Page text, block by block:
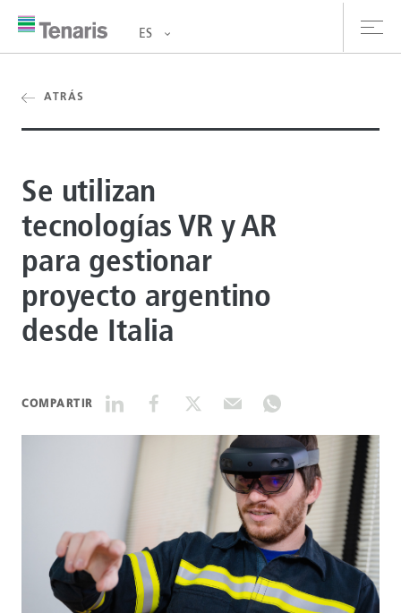
y Servicios
de prensa
ES
ATRÁS
Se utilizan
tecnologías VR y AR
para gestionar
proyecto argentino
desde Italia
COMPARTIR